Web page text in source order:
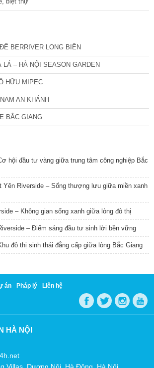
BERRIVER LONG BIÊN
LÁ – HÀ NỘI SEASON GARDEN
HỮU MIPEC
AN KHÁNH
BẮC GIANG
hội đầu tư vàng giữa trung tâm công nghiệp Bắc
Yên Riverside – Sống thượng lưu giữa miền xanh
– Không gian sống xanh giữa lòng đô thị
– Điểm sáng đầu tư sinh lời bền vững
đô thị sinh thái đẳng cấp giữa lòng Bắc Giang
án Pháp lý Liên hệ
HÀ NỘI